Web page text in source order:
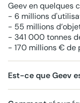
Geev en quelques
- 6 millions
- 55 millions
- 341 000 tonnes
- 170 millions € de
Est-ce que Geev